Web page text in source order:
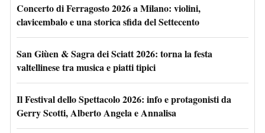
Concerto di Ferragosto 2026 a Milano: violini,
clavicembalo e una storica sfida del Settecento
San Giùen & Sagra dei Sciatt 2026: torna la festa
valtellinese tra musica e piatti tipici
Il Festival dello Spettacolo 2026: info e protagonisti da
Gerry Scotti, Alberto Angela e Annalisa